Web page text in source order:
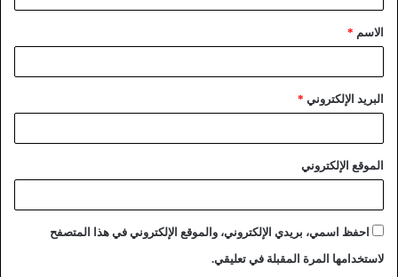
الاسم *
البريد الإلكتروني *
الموقع الإلكتروني
احفظ اسمي، بريدي الإلكتروني، والموقع الإلكتروني في هذا المتصفح
لاستخدامها المرة المقبلة في تعليقي.